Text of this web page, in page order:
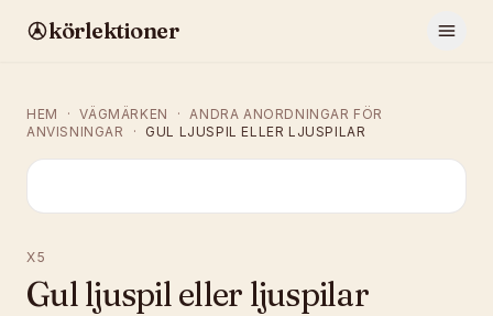
körlektioner
HEM · VÄGMÄRKEN ·
ANDRA ANORDNINGAR FÖR
ANVISNINGAR
· GUL LJUSPIL ELLER LJUSPILAR
X5
Gul ljuspil eller ljuspilar